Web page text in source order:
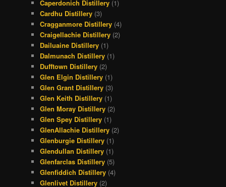
Caperdonich Distillery (1)
Cardhu Distillery (3)
Cragganmore Distillery (4)
Craigellachie Distillery (2)
Dailuaine Distillery (1)
Dalmunach Distillery (1)
Dufftown Distillery (2)
Glen Elgin Distillery (1)
Glen Grant Distillery (3)
Glen Keith Distillery (1)
Glen Moray Distillery (2)
Glen Spey Distillery (1)
GlenAllachie Distillery (2)
Glenburgie Distillery (1)
Glendullan Distillery (1)
Glenfarclas Distillery (5)
Glenfiddich Distillery (4)
Glenlivet Distillery (2)